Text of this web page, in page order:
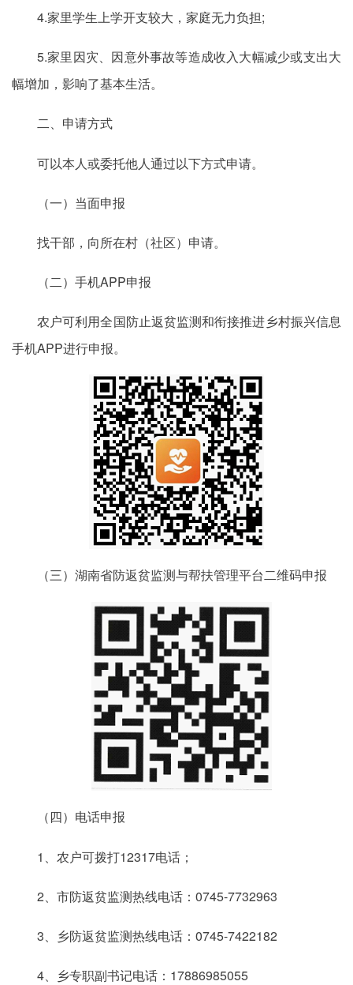
4.家里学生上学开支较大，家庭无力负担;
5.家里因灾、因意外事故等造成收入大幅减少或支出大
幅增加，影响了基本生活。
二、申请方式
可以本人或委托他人通过以下方式申请。
（一）当面申报
找干部，向所在村（社区）申请。
（二）手机APP申报
农户可利用全国防止返贫监测和衔接推进乡村振兴信息
手机APP进行申报。
（三）湖南省防返贫监测与帮扶管理平台二维码申报
（四）电话申报
1、农户可拨打12317电话；
2、市防返贫监测热线电话：0745-7732963
3、乡防返贫监测热线电话：0745-7422182
4、乡专职副书记电话：17886985055